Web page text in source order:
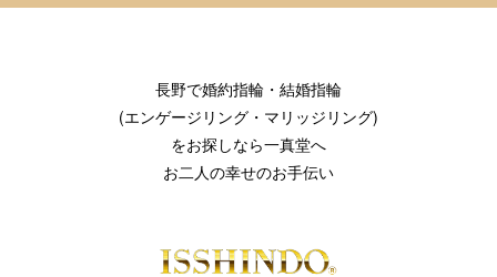
長野で婚約指輪・結婚指輪
(エンゲージリング・マリッジリング)
をお探しなら一真堂へ
お二人の幸せのお手伝い